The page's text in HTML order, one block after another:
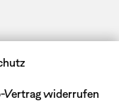
Vertrag widerrufen